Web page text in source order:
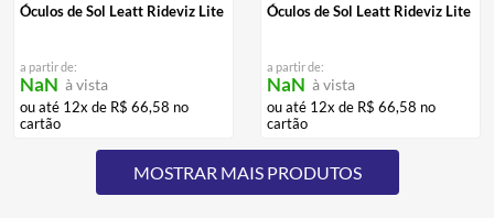
Óculos de Sol Leatt Rideviz Lite
a partir de:
NaN à vista
ou até 12x de R$ 66,58 no
cartão
Óculos de Sol Leatt Rideviz Lite
a partir de:
NaN à vista
ou até 12x de R$ 66,58 no
cartão